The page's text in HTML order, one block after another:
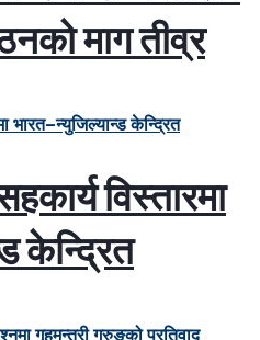
माग तीव्र
विस्तारमा
केन्द्रित